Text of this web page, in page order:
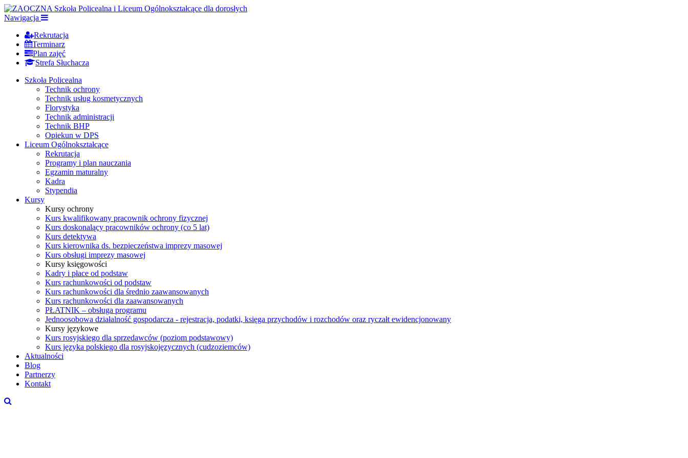
Nawigacja
Rekrutacja
Terminarz
Plan zajęć
Strefa Słuchacza
Szkoła Policealna
Technik ochrony
Technik usług kosmetycznych
Florystyka
Technik administracji
Technik BHP
Opiekun w DPS
Liceum Ogólnokształcące
Rekrutacja
Programy i plan nauczania
Egzamin maturalny
Kadra
Stypendia
Kursy
Kursy ochrony
Kurs kwalifikowany pracownik ochrony fizycznej
Kurs doskonalący pracowników ochrony (co 5 lat)
Kurs detektywa
Kurs kierownika ds. bezpieczeństwa imprezy masowej
Kurs obsługi imprezy masowej
Kursy księgowości
Kadry i płace od podstaw
Kurs rachunkowości od podstaw
Kurs rachunkowości dla średnio zaawansowanych
Kurs rachunkowości dla zaawansowanych
PŁATNIK – obsługa programu
Jednoosobowa działalność gospodarcza - rejestracja, podatki, księga przychodów i rozchodów oraz ryczałt ewidencjonowany
Kursy językowe
Kurs rosyjskiego dla sprzedawców (poziom podstawowy)
Kurs języka polskiego dla rosyjskojęzycznych (cudzoziemców)
Aktualności
Blog
Partnerzy
Kontakt